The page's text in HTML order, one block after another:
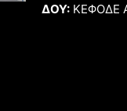
ΔΟΥ: ΚΕΦΟΔΕ